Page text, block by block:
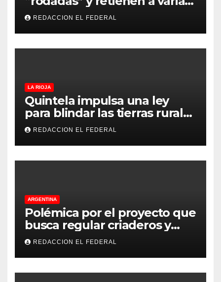
motocicletas
REDACCION EL FEDERAL
LA RIOJA
Quintela impulsa una ley
para blindar las tierras rurales
de La Rioja: cuáles son los
principales puntos
REDACCION EL FEDERAL
ARGENTINA
Polémica por el proyecto que
busca regular criaderos y
refugios de perros y gatos:
denuncian excesos, mientras
proteccionistas reclaman
controles más duros
REDACCION EL FEDERAL